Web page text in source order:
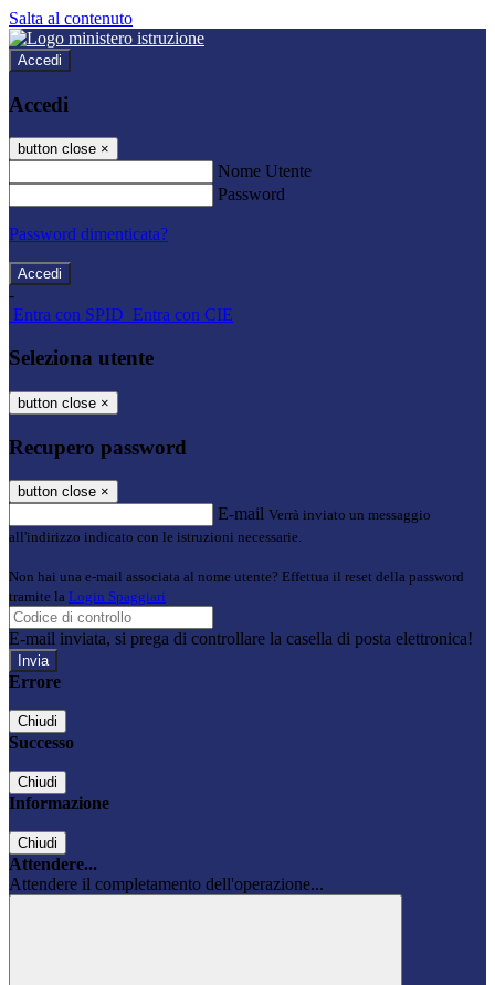
Salta al contenuto
Accedi
Accedi
button close ×
Nome Utente
Password
Password dimenticata?
-
Entra con SPID Entra con CIE
Seleziona utente
button close ×
Recupero password
button close ×
E-mail Verrà inviato un messaggio
all'indirizzo indicato con le istruzioni necessarie.
Non hai una e-mail associata al nome utente? Effettua il reset della password
tramite la Login Spaggiari
E-mail inviata, si prega di controllare la casella di posta elettronica!
Errore
Chiudi
Successo
Chiudi
Informazione
Chiudi
Attendere...
Attendere il completamento dell'operazione...